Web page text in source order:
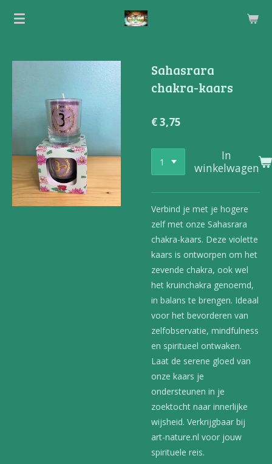
Ga
Sahasrara
chakra-kaars
€ 3,75
In
winkelwagen
Verbind je met je hogere
zelf met onze Sahasrara
chakra-kaars. Deze violette
kaars is ontworpen om het
zevende chakra, ook wel
het kruinchakra genoemd,
in balans te brengen. Ideaal
voor het bevorderen van
zelfobservatie, mindfulness
en spiritueel ontwaken.
Laat de serene gloed van
onze kaars je
ondersteunen in je
zoektocht naar innerlijke
wijsheid. Verkrijgbaar bij
art-nature.nl voor jouw
spirituele reis.